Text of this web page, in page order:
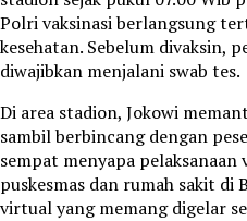
Polri vaksinasi berlangsung
kesehatan. Sebelum divaksin,
diwajibkan menjalani swab tes.
Di area stadion, Jokowi
sambil berbincang dengan
sempat menyapa pelaksanaan
puskesmas dan rumah sakit di
virtual yang memang digelar